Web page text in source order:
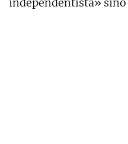
independentista» sino